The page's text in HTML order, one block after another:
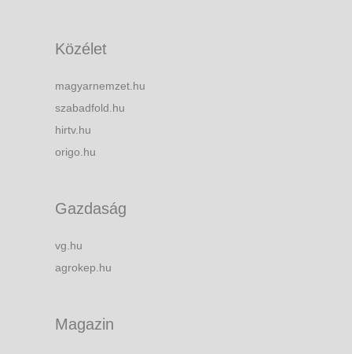
Közélet
magyarnemzet.hu
szabadfold.hu
hirtv.hu
origo.hu
Gazdaság
vg.hu
agrokep.hu
Magazin